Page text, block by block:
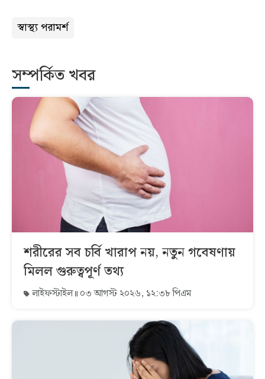
স্বাস্থ্য পরামর্শ
সম্পর্কিত খবর
শরীরের সব চর্বি খারাপ নয়, নতুন গবেষণায়
মিলল গুরুত্বপূর্ণ তথ্য
লাইফস্টাইল ০৩ আগস্ট ২০২৬, ১২:৩৮ পিএম